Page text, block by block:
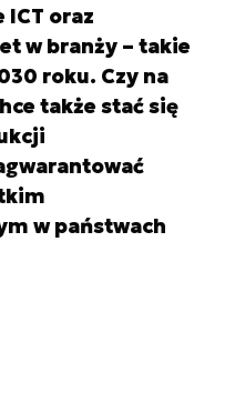
oraz
w branży – takie
roku. Czy na
także stać się
w państwach